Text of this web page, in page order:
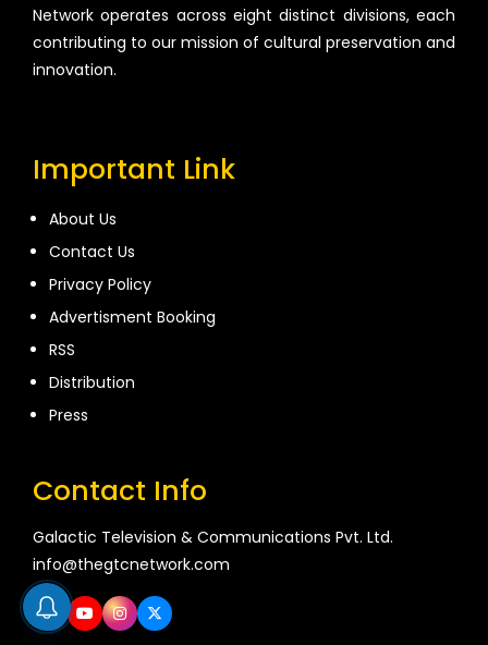
Network operates across eight distinct divisions, each
contributing to our mission of cultural preservation and
innovation.
Important Link
About Us
Contact Us
Privacy Policy
Advertisment Booking
RSS
Distribution
Press
Contact Info
Galactic Television & Communications Pvt. Ltd.
info@thegtcnetwork.com